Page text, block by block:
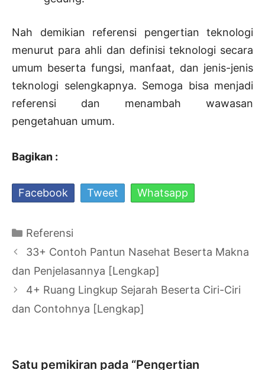
Nah demikian referensi pengertian teknologi
menurut para ahli dan definisi teknologi secara
umum beserta fungsi, manfaat, dan jenis-jenis
teknologi selengkapnya. Semoga bisa menjadi
referensi dan menambah wawasan
pengetahuan umum.
Bagikan :
Facebook Tweet Whatsapp
Kategori
Referensi
Navigasi
Tulisan
33+ Contoh Pantun Nasehat Beserta Makna
dan Penjelasannya [Lengkap]
4+ Ruang Lingkup Sejarah Beserta Ciri-Ciri
dan Contohnya [Lengkap]
Satu pemikiran pada “Pengertian